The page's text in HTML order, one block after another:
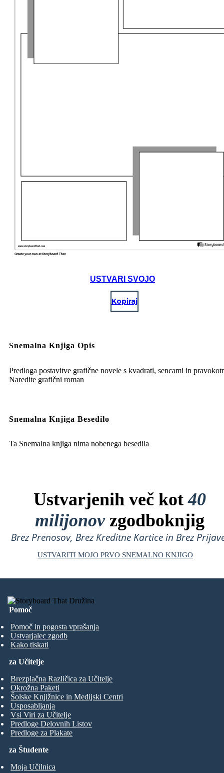
USTVARI SVOJO
Kopiraj
Snemalna Knjiga Opis
Predloga postavitve grafične novele s kvadrati, sencami in
Naredite grafični roman
Snemalna Knjiga Besedilo
Ta Snemalna knjiga nima nobenega besedila
Ustvarjenih več kot40
milijonovzgodboknjig
Brez Prenosov, Brez Kreditne Kartice in Brez
USTVARITI MOJO PRVO SNEMALNO KNJIGO
Pomoč
Pomoč in pogosta vprašanja
Ustvarjalec zgodb
Kako tiskati
za Študente
Moja Učilnica
za Učitelje
Brezplačna Različica za Učitelje
Okrožna Paketi
Šolske Knjižnice in Medijski Centri
Usposabljanja
Vsi Viri za Učitelje
Predloge Delovnih Listov
Predloge za Plakate